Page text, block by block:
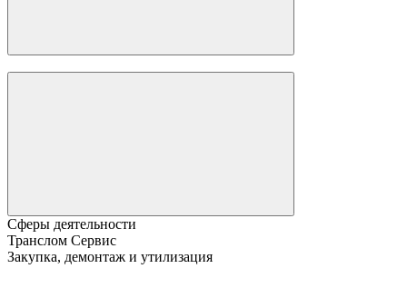
Сферы деятельности
Транслом Сервис
Закупка, демонтаж и утилизация